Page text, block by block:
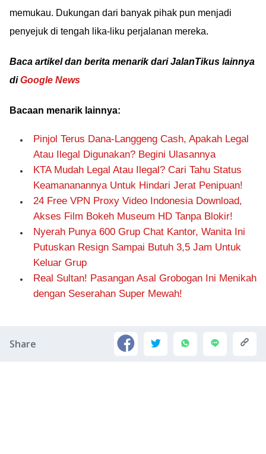
memukau. Dukungan dari banyak pihak pun menjadi
penyejuk di tengah lika-liku perjalanan mereka.
Baca artikel dan berita menarik dari JalanTikus lainnya
diGoogle News
Bacaan menarik lainnya:
Pinjol Terus Dana-Langgeng Cash, Apakah Legal
Atau Ilegal Digunakan? Begini Ulasannya
KTA Mudah Legal Atau Ilegal? Cari Tahu Status
Keamananannya Untuk Hindari Jerat Penipuan!
24 Free VPN Proxy Video Indonesia Download,
Akses Film Bokeh Museum HD Tanpa Blokir!
Nyerah Punya 600 Grup Chat Kantor, Wanita Ini
Putuskan Resign Sampai Butuh 3,5 Jam Untuk
Keluar Grup
Real Sultan! Pasangan Asal Grobogan Ini Menikah
dengan Seserahan Super Mewah!
Share